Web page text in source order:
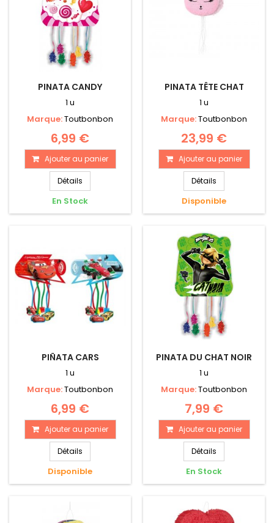
PINATA CANDY
1 u
Marque:Toutbonbon
6,99 €
Ajouter au panier
Détails
En Stock
PINATA TÊTE CHAT
1 u
Marque:Toutbonbon
23,99 €
Ajouter au panier
Détails
Disponible
PIÑATA CARS
1 u
Marque:Toutbonbon
6,99 €
Ajouter au panier
Détails
Disponible
PINATA DU CHAT NOIR
1 u
Marque:Toutbonbon
7,99 €
Ajouter au panier
Détails
En Stock